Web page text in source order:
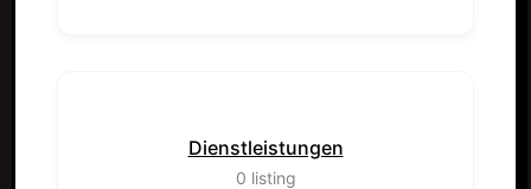
Dienstleistungen
0 listing